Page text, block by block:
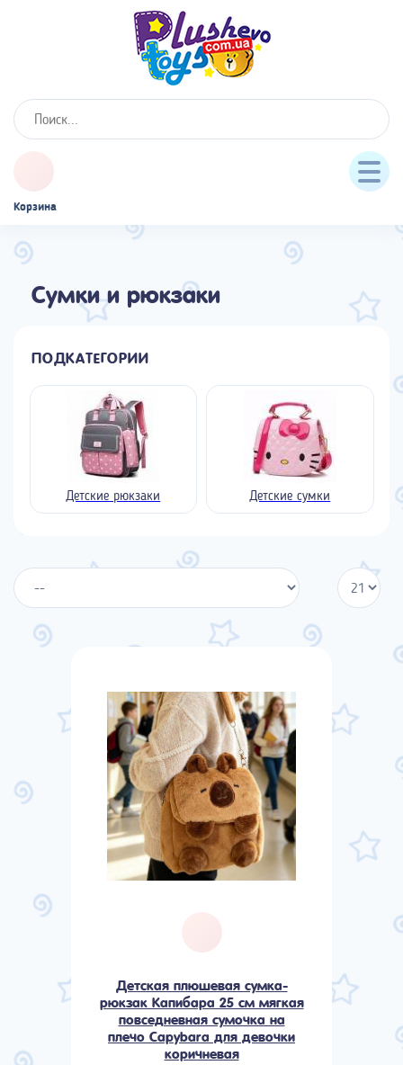
Корзина
Сумки и рюкзаки
ПОДКАТЕГОРИИ
Детские рюкзаки Детские сумки
Детская плюшевая сумка-
рюкзак Капибара 25 см мягкая
повседневная сумочка на
плечо Сapybara для девочки
коричневая